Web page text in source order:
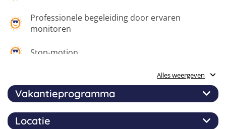
Professionele begeleiding door ervaren
monitoren
Stop-motion
Film met de nieuwste gear
Alles weergeven
Vakantieprogramma
Tijdens het movie makers video dagkamp zit het
Locatie